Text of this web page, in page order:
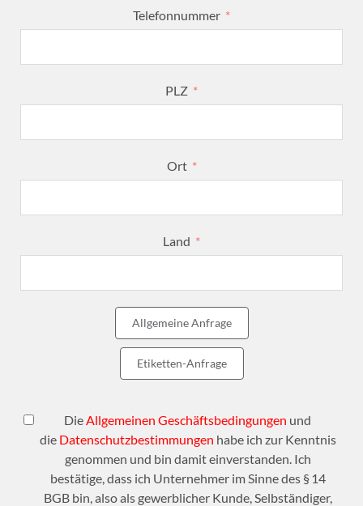
Telefonnummer
PLZ
Ort
Land
Allgemeine Anfrage
Etiketten-Anfrage
DieAllgemeinen Geschäftsbedingungen und
die Datenschutzbestimmungen habe ich zur Kenntnis
genommen und bin damit einverstanden. Ich
bestätige, dass ich Unternehmer im Sinne des § 14
BGB bin, also als gewerblicher Kunde, Selbständiger,